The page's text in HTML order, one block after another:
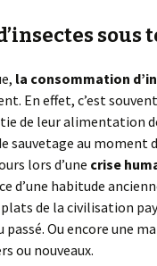
sous
la consommation
En effet, c’est
de leur alimentation
sauvetage au moment
lors d’une crise
d’une habitude
de la civilisation
Ou encore une
ou nouveaux.